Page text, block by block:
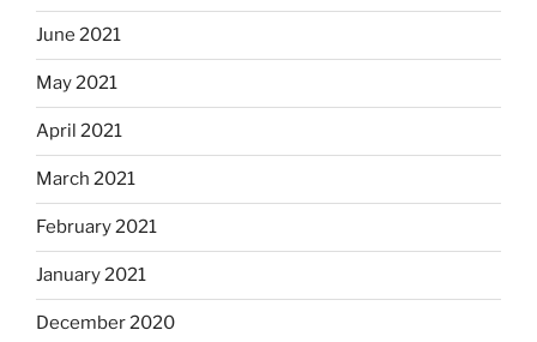
June 2021
May 2021
April 2021
March 2021
February 2021
January 2021
December 2020